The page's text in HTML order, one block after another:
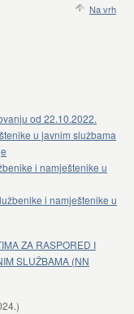
Na vrh
od 22.10.2022.
u javnim službama
i namještenike u
i namještenike u
ZA RASPORED I
SLUŽBAMA (NN